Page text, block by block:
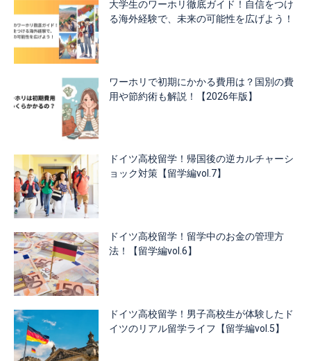
大学生のワーホリ徹底ガイド！自信をつけ
る海外経験で、未来の可能性を広げよう！
ワーホリで初期にかかる費用は？国別の費
用や節約術も解説！【2026年版】
ドイツ高校留学！帰国後の逆カルチャーシ
ョック対策【留学編vol.7】
ドイツ高校留学！留学中のお金の管理方
法！【留学編vol.6】
ドイツ高校留学！男子高校生が体験したド
イツのリアル留学ライフ【留学編vol.5】